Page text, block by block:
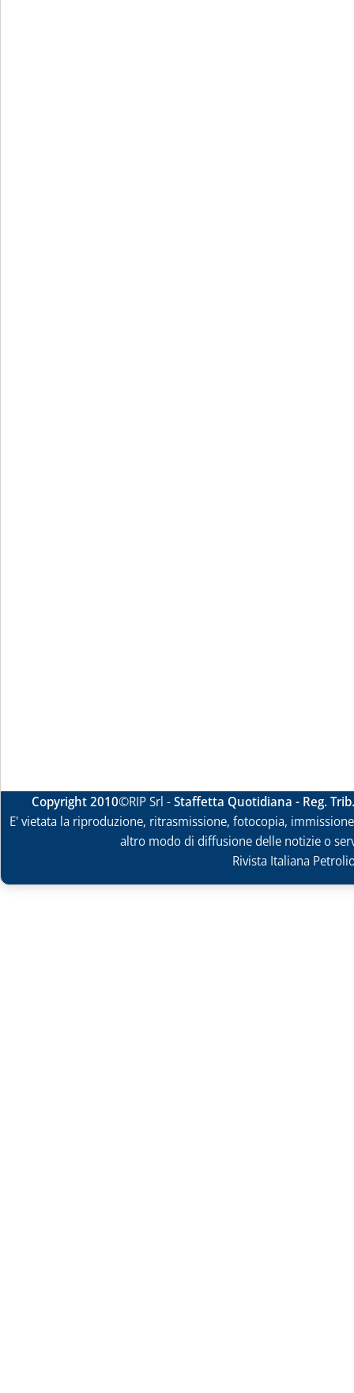
Copyright 2010©RIP Srl -Staffetta Quotidiana - Reg.
E' vietata la riproduzione, ritrasmissione, fotocopia,
altro modo di diffusione delle notizie o
Rivista Italiana